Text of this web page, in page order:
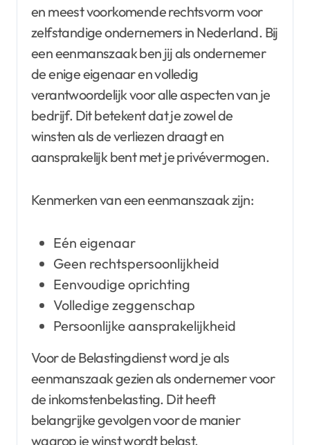
en meest voorkomende rechtsvorm voor
zelfstandige ondernemers in Nederland. Bij
een eenmanszaak ben jij als ondernemer
de enige eigenaar en volledig
verantwoordelijk voor alle aspecten van je
bedrijf. Dit betekent dat je zowel de
winsten als de verliezen draagt en
aansprakelijk bent met je privévermogen.
Kenmerken van een eenmanszaak zijn:
Eén eigenaar
Geen rechtspersoonlijkheid
Eenvoudige oprichting
Volledige zeggenschap
Persoonlijke aansprakelijkheid
Voor de Belastingdienst word je als
eenmanszaak gezien als ondernemer voor
de inkomstenbelasting. Dit heeft
belangrijke gevolgen voor de manier
waarop je winst wordt belast.